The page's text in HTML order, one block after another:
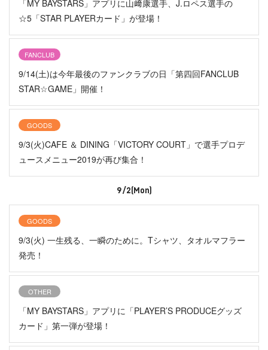
「MY BAYSTARS」アプリに山﨑康選手、J.ロペス選手の
☆5「STAR PLAYERカード」が登場！
FANCLUB
9/14(土)は今年最後のファンクラブの日「第四回FANCLUB
STAR☆GAME」開催！
GOODS
9/3(火)CAFE ＆ DINING「VICTORY COURT」で選手プロデ
ュースメニュー2019が再び集合！
9/2(Mon)
GOODS
9/3(火) 一生残る、一瞬のために。Tシャツ、タオルマフラー
発売！
OTHER
「MY BAYSTARS」アプリに「PLAYER’S PRODUCEグッズ
カード」第一弾が登場！